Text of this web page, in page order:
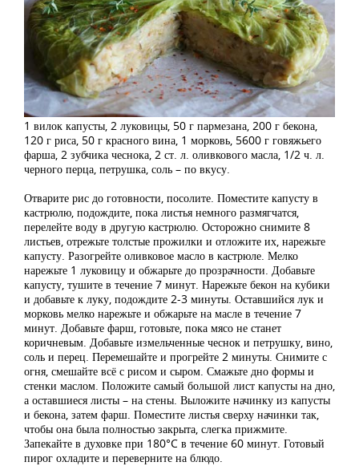
1 вилок капусты, 2 луковицы, 50 г пармезана, 200 г бекона,
120 г риса, 50 г красного вина, 1 морковь, 5600 г говяжьего
фарша, 2 зубчика чеснока, 2 ст. л. оливкового масла, 1/2 ч. л.
черного перца, петрушка, соль – по вкусу.
Отварите рис до готовности, посолите. Поместите капусту в
кастрюлю, подождите, пока листья немного размягчатся,
перелейте воду в другую кастрюлю. Осторожно снимите 8
листьев, отрежьте толстые прожилки и отложите их, нарежьте
капусту. Разогрейте оливковое масло в кастрюле. Мелко
нарежьте 1 луковицу и обжарьте до прозрачности. Добавьте
капусту, тушите в течение 7 минут. Нарежьте бекон на кубики
и добавьте к луку, подождите 2-3 минуты. Оставшийся лук и
морковь мелко нарежьте и обжарьте на масле в течение 7
минут. Добавьте фарш, готовьте, пока мясо не станет
коричневым. Добавьте измельченные чеснок и петрушку, вино,
соль и перец. Перемешайте и прогрейте 2 минуты. Снимите с
огня, смешайте всё с рисом и сыром. Смажьте дно формы и
стенки маслом. Положите самый большой лист капусты на дно,
а оставшиеся листы – на стены. Выложите начинку из капусты
и бекона, затем фарш. Поместите листья сверху начинки так,
чтобы она была полностью закрыта, слегка прижмите.
Запекайте в духовке при 180°C в течение 60 минут. Готовый
пирог охладите и переверните на блюдо.